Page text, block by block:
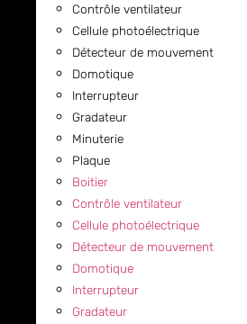
Contrôle ventilateur
Cellule photoélectrique
Détecteur de mouvement
Domotique
Interrupteur
Gradateur
Minuterie
Plaque
Boitier
Contrôle ventilateur
Cellule photoélectrique
Détecteur de mouvement
Domotique
Interrupteur
Gradateur